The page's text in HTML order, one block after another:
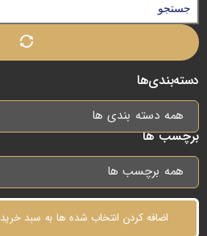
دسته‌بندی‌ها
همه دسته بندی ها
برچسب ها
همه برچسب ها
اضافه کردن انتخاب شده ها به سبد خرید